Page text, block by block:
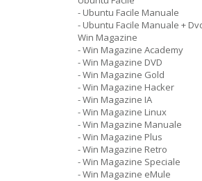
- Ubuntu Facile Manuale
- Ubuntu Facile Manuale +
Win Magazine
- Win Magazine Academy
- Win Magazine DVD
- Win Magazine Gold
- Win Magazine Hacker
- Win Magazine IA
- Win Magazine Linux
- Win Magazine Manuale
- Win Magazine Plus
- Win Magazine Retro
- Win Magazine Speciale
- Win Magazine eMule